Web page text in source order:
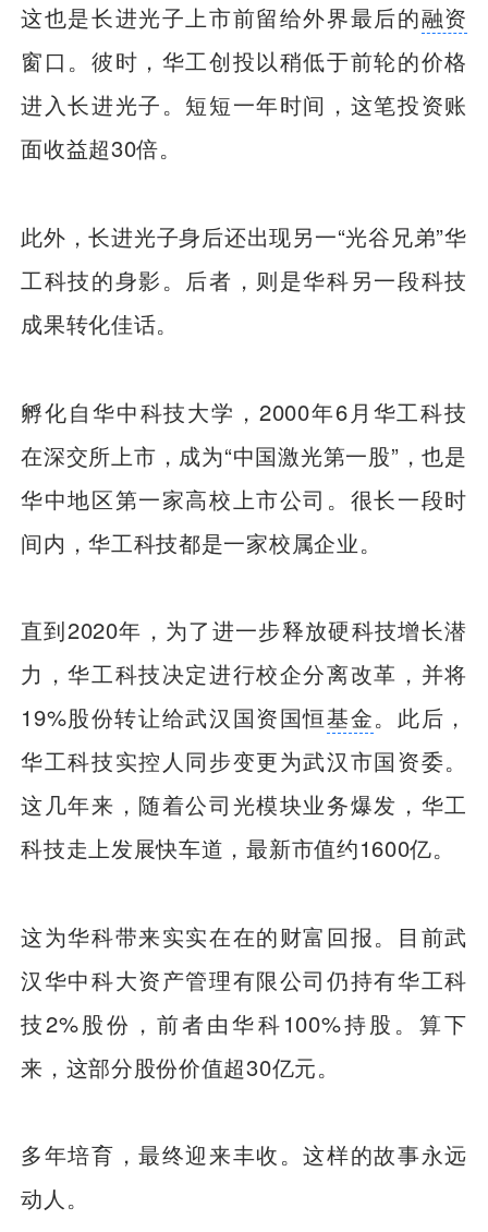
这也是长进光子上市前留给外界最后的融资
窗口。彼时，华工创投以稍低于前轮的价格
进入长进光子。短短一年时间，这笔投资账
面收益超30倍。
此外，长进光子身后还出现另一“光谷兄弟”华
工科技的身影。后者，则是华科另一段科技
成果转化佳话。
孵化自华中科技大学，2000年6月华工科技
在深交所上市，成为“中国激光第一股”，也是
华中地区第一家高校上市公司。很长一段时
间内，华工科技都是一家校属企业。
直到2020年，为了进一步释放硬科技增长潜
力，华工科技决定进行校企分离改革，并将
19%股份转让给武汉国资国恒基金。此后，
华工科技实控人同步变更为武汉市国资委。
这几年来，随着公司光模块业务爆发，华工
科技走上发展快车道，最新市值约1600亿。
这为华科带来实实在在的财富回报。目前武
汉华中科大资产管理有限公司仍持有华工科
技2%股份，前者由华科100%持股。算下
来，这部分股份价值超30亿元。
多年培育，最终迎来丰收。这样的故事永远
动人。